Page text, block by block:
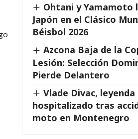
Ohtani y Yamamoto
Japón en el Clásico
Béisbol 2026
Azcona Baja de la
Lesión: Selección
Pierde Delantero
Vlade Divac, leyenda
hospitalizado tras
moto en Montenegro